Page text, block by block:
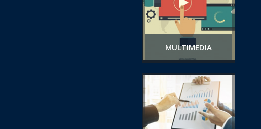
MULTIMEDIA